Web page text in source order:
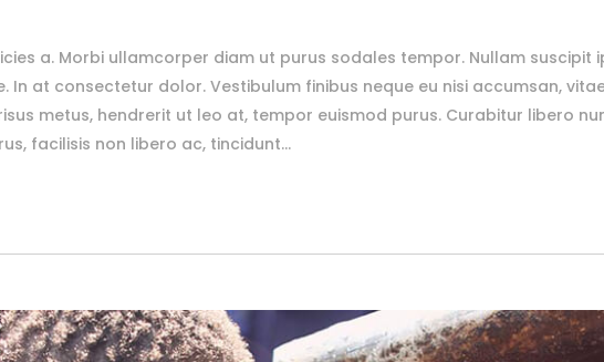
a. Morbi ullamcorper diam ut purus sodales tempor. Nullam suscipit
at consectetur dolor. Vestibulum finibus neque eu nisi accumsan,
metus, hendrerit ut leo at, tempor euismod purus. Curabitur libero
facilisis non libero ac, tincidunt...